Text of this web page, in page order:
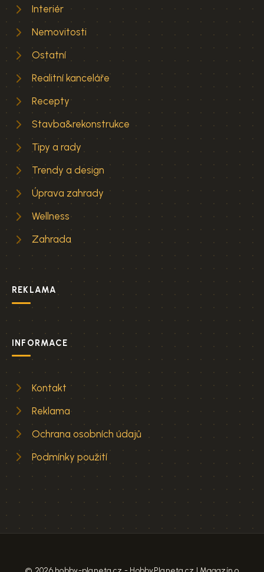
Interiér
Nemovitosti
Ostatní
Realitní kanceláře
Recepty
Stavba&rekonstrukce
Tipy a rady
Trendy a design
Úprava zahrady
Wellness
Zahrada
REKLAMA
INFORMACE
Kontakt
Reklama
Ochrana osobních údajů
Podmínky použití
© 2026 hobby-planeta.cz - HobbyPlaneta.cz | Magazín o